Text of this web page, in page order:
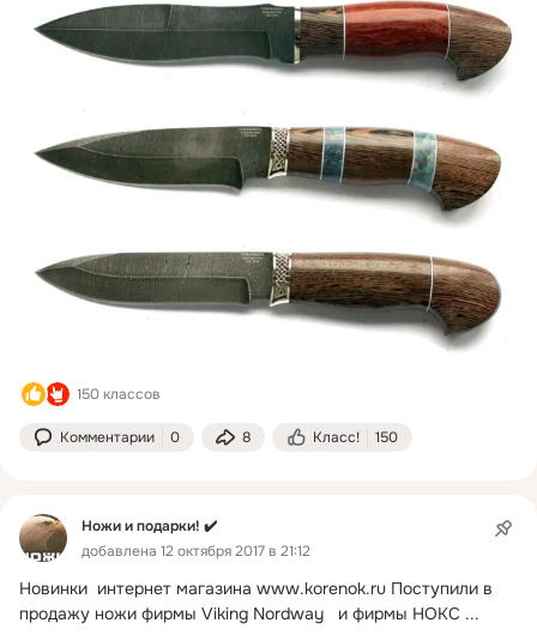
150 классов
Комментарии 0 8 Класс! 150
Ножи и подарки! ✔️
добавлена 12 октября 2017 в 21:12
Новинки  интернет магазина www.korenok.ru Поступили в
продажу ножи фирмы Viking Nordway   и фирмы НОКС ...